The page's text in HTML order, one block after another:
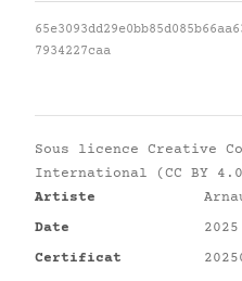
7934227caa
Sous licence Creative
International (CC BY
Artiste
Date
2025
Certificat